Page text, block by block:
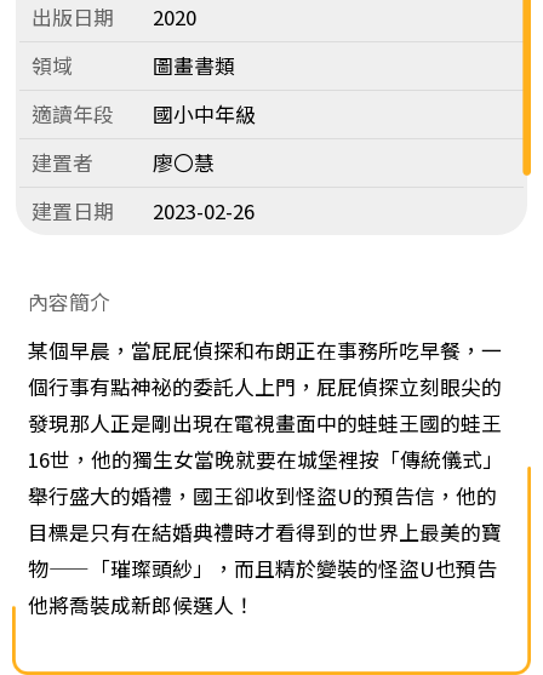
出版日期
2020
領域
圖畫書類
適讀年段
國小中年級
建置者
廖〇慧
建置日期
2023-02-26
內容簡介
某個早晨，當屁屁偵探和布朗正在事務所吃早餐，一
個行事有點神祕的委託人上門，屁屁偵探立刻眼尖的
發現那人正是剛出現在電視畫面中的蛙蛙王國的蛙王
16世，他的獨生女當晚就要在城堡裡按「傳統儀式」
舉行盛大的婚禮，國王卻收到怪盜U的預告信，他的
目標是只有在結婚典禮時才看得到的世界上最美的寶
物——「璀璨頭紗」，而且精於變裝的怪盜U也預告
他將喬裝成新郎候選人！